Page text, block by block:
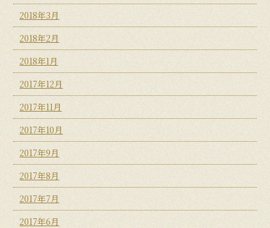
2018年3月
2018年2月
2018年1月
2017年12月
2017年11月
2017年10月
2017年9月
2017年8月
2017年7月
2017年6月